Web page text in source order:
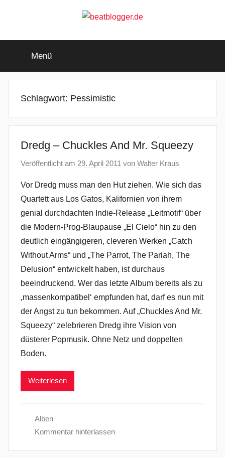
beatblogger.de
beat
goes
Menü
Schlagwort: Pessimistic
Dredg – Chuckles And Mr. Squeezy
Veröffentlicht am 29. April 2011 von Walter Kraus
Vor Dredg muss man den Hut ziehen. Wie sich das
Quartett aus Los Gatos, Kalifornien von ihrem
genial durchdachten Indie-Release „Leitmotif“ über
die Modern-Prog-Blaupause „El Cielo“ hin zu den
deutlich eingängigeren, cleveren Werken „Catch
Without Arms“ und „The Parrot, The Pariah, The
Delusion“ entwickelt haben, ist durchaus
beeindruckend. Wer das letzte Album bereits als zu
‚massenkompatibel‘ empfunden hat, darf es nun mit
der Angst zu tun bekommen. Auf „Chuckles And Mr.
Squeezy“ zelebrieren Dredg ihre Vision von
düsterer Popmusik. Ohne Netz und doppelten
Boden.
Weiterlesen
Alben
Kommentar hinterlassen